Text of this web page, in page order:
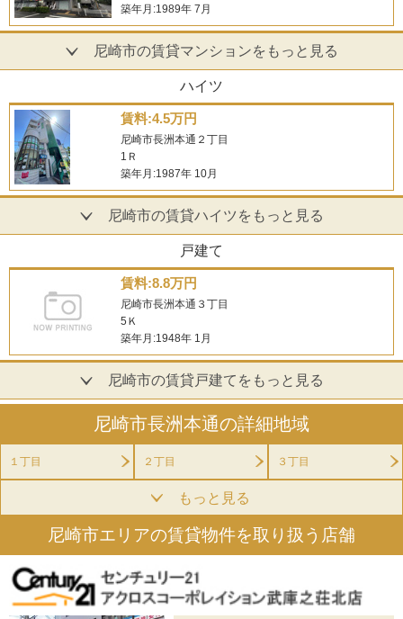
築年月:1989年 7月
尼崎市の賃貸マンションをもっと見る
ハイツ
賃料:4.5万円
尼崎市長洲本通２丁目
1Ｒ
築年月:1987年 10月
尼崎市の賃貸ハイツをもっと見る
戸建て
賃料:8.8万円
尼崎市長洲本通３丁目
5Ｋ
築年月:1948年 1月
尼崎市の賃貸戸建てをもっと見る
尼崎市長洲本通の詳細地域
１丁目 ２丁目 ３丁目
もっと見る
尼崎市エリアの賃貸物件を取り扱う店舗